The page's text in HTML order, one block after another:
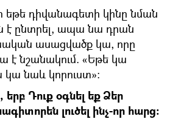
եթե դիվանագետի կինը նման
է ընտրել, ապա նա դրան
ասացվածք կա, որը
է նշանակում. «Եթե կա
կա նաև կորուստ»:
երբ Դուք օգնել եք Ձեր
լուծել ինչ-որ հարց: